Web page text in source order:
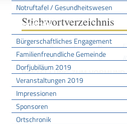
Notruftafel / Gesundheitswesen
Gemeinde
Bürgerschaftliches Engagement
Familienfreundliche Gemeinde
Dorfjubiläum 2019
Veranstaltungen 2019
Impressionen
Sponsoren
Ortschronik
Stichwortverzeichnis
A B C D E
N
O P Q
BESTELLUNG ZUM VORMUND
Leistungen
Vormund bestellen